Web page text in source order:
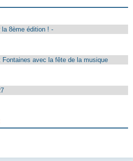
la 8ème édition ! -
avec la fête de la musique